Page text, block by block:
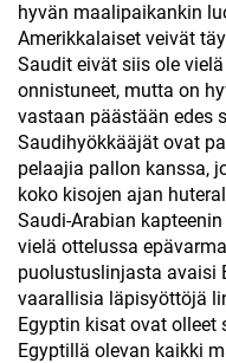
hyvän maalipaikankin
Amerikkalaiset veivät
Saudit eivät siis ole
onnistuneet, mutta on
vastaan päästään edes
Saudihyökkääjät ovat
pelaajia pallon kanssa,
koko kisojen ajan
Saudi-Arabian kapteenin
vielä ottelussa
puolustuslinjasta avaisi
vaarallisia läpisyöttöjä
Egyptin kisat ovat
Egyptillä olevan kaikki